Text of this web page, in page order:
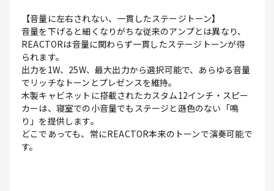
【音量に左右されない、一貫したステージトーン】
音量を下げると細くなりがちな従来のアンプとは異なり、
REACTORは音量に関わらず一貫したステージトーンが得
られます。
出力を1W、25W、最大出力から選択可能で、あらゆる音量
でリッチなトーンとプレゼンスを維持。
木製キャビネットに搭載されたカスタム12インチ・スピー
カーは、寝室での小音量でもステージと遜色のない「鳴
り」を提供します。
どこであっても、常にREACTOR本来のトーンで演奏可能で
す。